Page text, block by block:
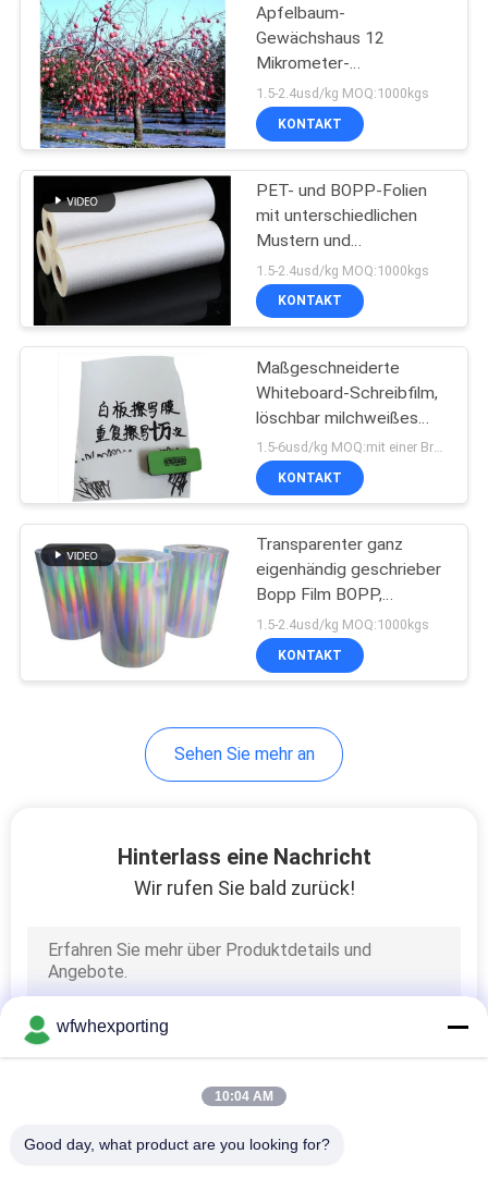
Apfelbaum-
Gewächshaus 12
Mikrometer-
Landwirtschafts-Film
biologisch abbaubar
1.5-2.4usd/kg MOQ:1000kgs
KONTAKT
PET- und BOPP-Folien
mit unterschiedlichen
Mustern und
transparente
Laminationsfolien für
Papierplatten
1.5-2.4usd/kg MOQ:1000kgs
KONTAKT
Maßgeschneiderte
Whiteboard-Schreibfilm,
löschbar milchweißes
Pet-Book-Film,
Büroblatt-entfernbarer
Film
1.5-6usd/kg MOQ:mit einer Breite von mehr als 20 mm
KONTAKT
Transparenter ganz
eigenhändig geschrieber
Bopp Film BOPP,
mehrschichtige
Verpackungsfolie bopp
ganz eigenhändig
1.5-2.4usd/kg MOQ:1000kgs
KONTAKT
Sehen Sie mehr an
Hinterlass eine Nachricht
Wir rufen Sie bald zurück!
wfwhexporting
10:04 AM
Good day, what product are you looking for?